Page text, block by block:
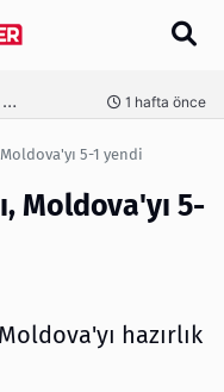
Ambalaj Süreçlerinde Yeni Nesil Verimliliği Olimpack ile Yakalayın 3 hafta önce
5-1 yendi
Moldova'yı 5-
hazırlık